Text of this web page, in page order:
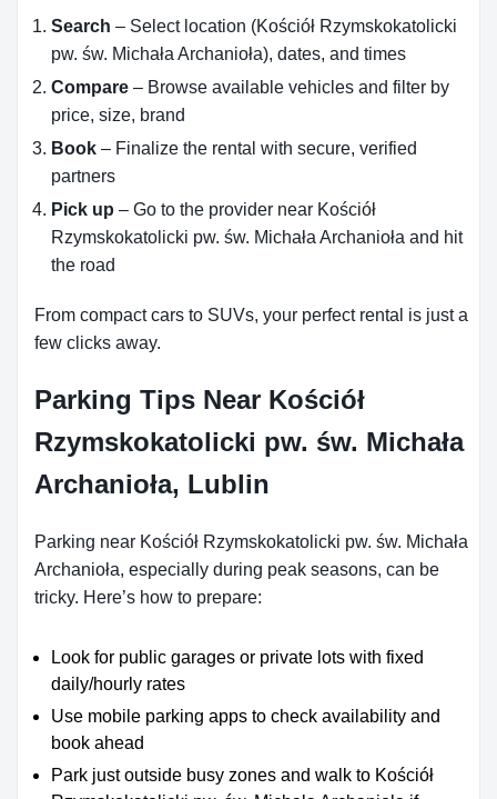
Search – Select location (Kościół Rzymskokatolicki
pw. św. Michała Archanioła), dates, and times
Compare – Browse available vehicles and filter by
price, size, brand
Book – Finalize the rental with secure, verified
partners
Pick up – Go to the provider near Kościół
Rzymskokatolicki pw. św. Michała Archanioła and hit
the road
From compact cars to SUVs, your perfect rental is just a
few clicks away.
Parking Tips Near Kościół
Rzymskokatolicki pw. św. Michała
Archanioła, Lublin
Parking near Kościół Rzymskokatolicki pw. św. Michała
Archanioła, especially during peak seasons, can be
tricky. Here’s how to prepare:
Look for public garages or private lots with fixed
daily/hourly rates
Use mobile parking apps to check availability and
book ahead
Park just outside busy zones and walk to Kościół